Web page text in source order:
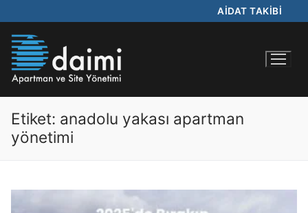
AİDAT TAKİBİ
Etiket: anadolu yakası apartman
yönetimi